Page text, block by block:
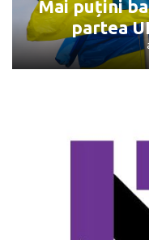
Mai puțini
partea
Mai puțini
partea